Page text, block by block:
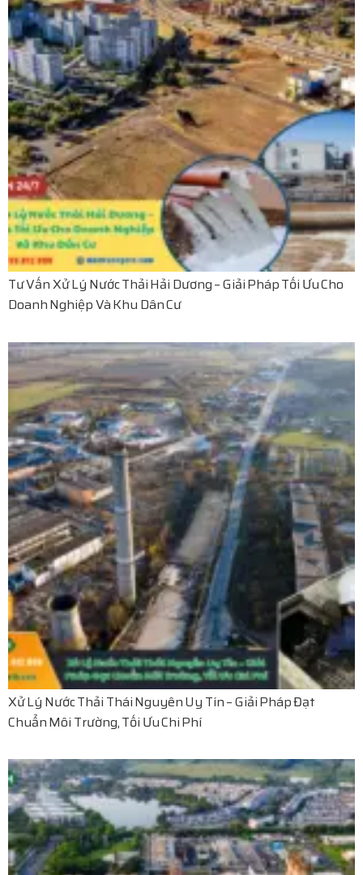
Tư Vấn Xử Lý Nước Thải Hải Dương – Giải Pháp Tối Ưu Cho
Doanh Nghiệp Và Khu Dân Cư
Xử Lý Nước Thải Thái Nguyên Uy Tín – Giải Pháp Đạt
Chuẩn Môi Trường, Tối Ưu Chi Phí